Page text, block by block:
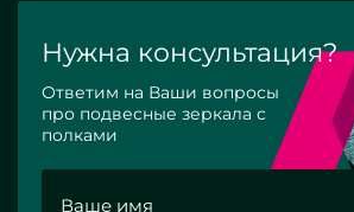
Нужна консультация?
Ответим на Ваши вопросы
про подвесные зеркала с
полками